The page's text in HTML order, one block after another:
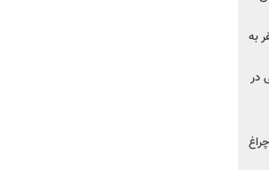
به
در
زیر ۵ سال؛ چراغ